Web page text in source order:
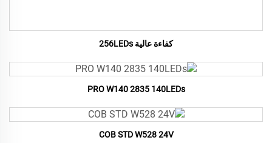
كفاءة عالية 256LEDs
PRO W140 2835 140LEDs
COB STD W528 24V